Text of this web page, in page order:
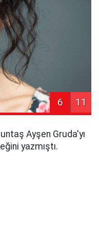
6 11
Ayşen Gruda'yı
yazmıştı.